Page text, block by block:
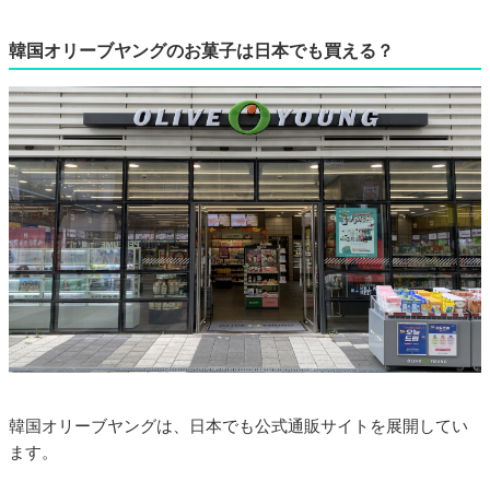
韓国オリーブヤングのお菓子は日本でも買える？
韓国オリーブヤングは、日本でも公式通販サイトを展開してい
ます。